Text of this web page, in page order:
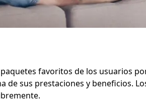
favoritos de los usuarios
de sus prestaciones y beneficios.